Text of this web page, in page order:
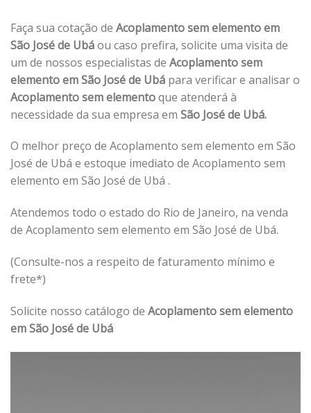
Faça sua cotação de Acoplamento sem elemento em
São José de Ubáou caso prefira, solicite uma visita de
um de nossos especialistas de Acoplamento sem
elemento em São José de Ubá para verificar e analisar o
Acoplamento sem elementoque atenderá à
necessidade da sua empresa em São José de Ubá.
O melhor preço de Acoplamento sem elemento em São
José de Ubá e estoque imediato de Acoplamento sem
elemento em São José de Ubá .
Atendemos todo o estado do Rio de Janeiro, na venda
de Acoplamento sem elemento em São José de Ubá.
(Consulte-nos a respeito de faturamento mínimo e
frete*)
Solicite nosso catálogo de Acoplamento sem elemento
em São José de Ubá